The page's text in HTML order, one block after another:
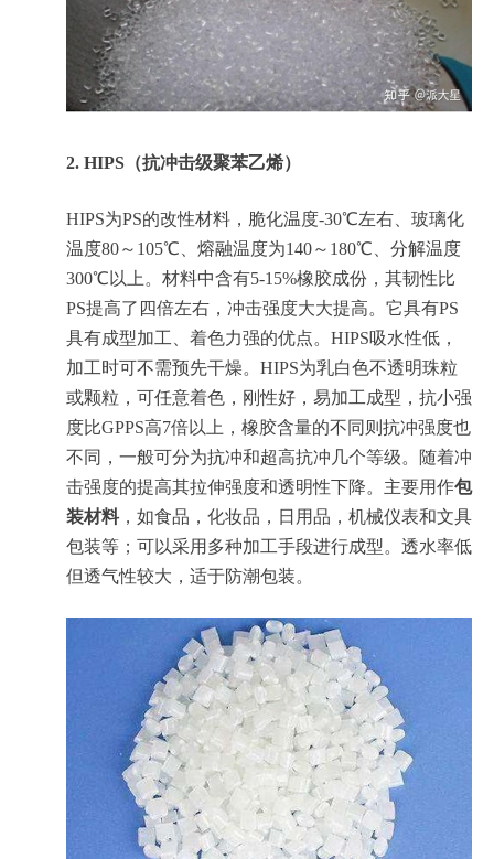
2. HIPS（抗冲击级聚苯乙烯）
HIPS为PS的改性材料，脆化温度-30℃左右、玻璃化
温度80～105℃、熔融温度为140～180℃、分解温度
300℃以上。材料中含有5-15%橡胶成份，其韧性比
PS提高了四倍左右，冲击强度大大提高。它具有PS
具有成型加工、着色力强的优点。HIPS吸水性低，
加工时可不需预先干燥。HIPS为乳白色不透明珠粒
或颗粒，可任意着色，刚性好，易加工成型，抗小强
度比GPPS高7倍以上，橡胶含量的不同则抗冲强度也
不同，一般可分为抗冲和超高抗冲几个等级。随着冲
击强度的提高其拉伸强度和透明性下降。主要用作包
装材料，如食品，化妆品，日用品，机械仪表和文具
包装等；可以采用多种加工手段进行成型。透水率低
但透气性较大，适于防潮包装。